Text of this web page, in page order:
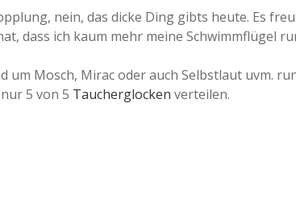
nein, das dicke Ding gibts heute. Es
dass ich kaum mehr meine Schwimmflügel
Mosch, Mirac oder auch Selbstlaut uvm.
5 von 5 Taucherglocken verteilen.